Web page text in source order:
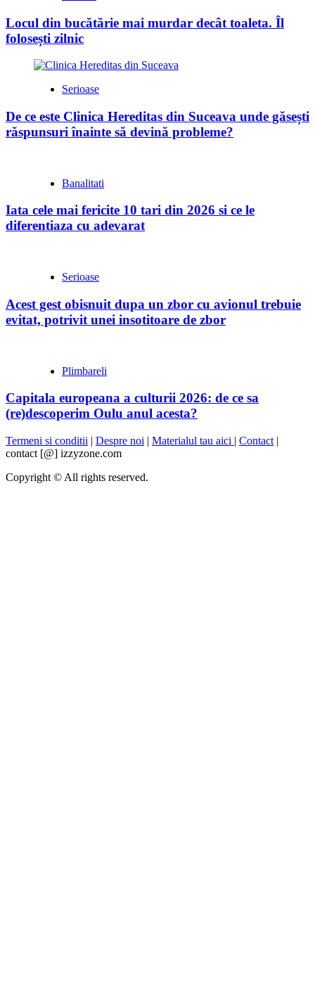
Locul din bucătărie mai murdar decât toaleta. Îl
folosești zilnic
Serioase
De ce este Clinica Hereditas din Suceava unde găsești
răspunsuri înainte să devină probleme?
Banalitati
Iata cele mai fericite 10 tari din 2026 si ce le
diferentiaza cu adevarat
Serioase
Acest gest obisnuit dupa un zbor cu avionul trebuie
evitat, potrivit unei insotitoare de zbor
Plimbareli
Capitala europeana a culturii 2026: de ce sa
(re)descoperim Oulu anul acesta?
Termeni si conditii | Despre noi | Materialul tau aici | Contact |
contact [@] izzyzone.com
Copyright © All rights reserved.